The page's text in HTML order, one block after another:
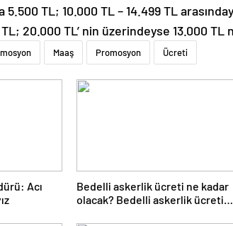
5.500 TL; 10.000 TL – 14.499 TL
TL; 20.000 TL’ nin üzerindeyse 13.000
Maaş Promosyon Ücreti
Acı
Bedelli askerlik ücreti ne kadar
olacak? Bedelli askerlik ücreti